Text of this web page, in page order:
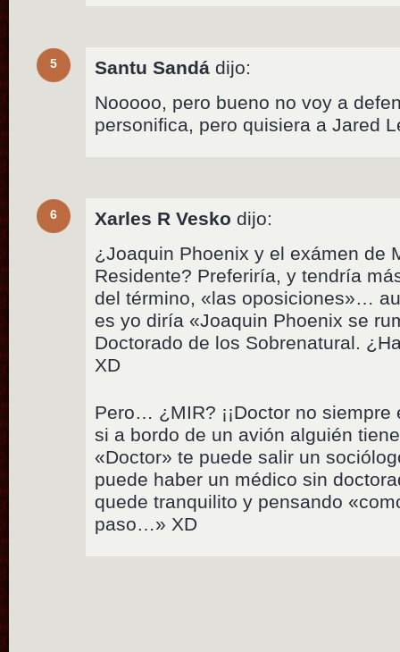
5 Santu Sandá dijo:
Nooooo, pero bueno no voy a
personifica, pero quisiera a Jared
6 Xarles R Vesko dijo:
¿Joaquin Phoenix y el exámen de
Residente? Preferiría, y tendría
del término, «las oposiciones»…
es yo diría «Joaquin Phoenix se
Doctorado de los Sobrenatural.
XD
Pero… ¿MIR? ¡¡Doctor no
si a bordo de un avión alguién
«Doctor» te puede salir un
puede haber un médico sin
quede tranquilito y pensando
paso…» XD